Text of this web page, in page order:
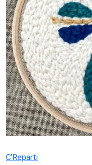
C’Reparti